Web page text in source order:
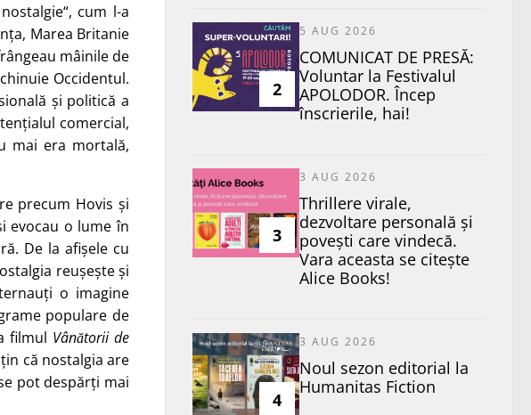
cum l-a
Marea Britanie
mâinile de
Occidentul.
și politică a
comercial,
mai era mortală,
precum Hovis și
evocau o lume în
De la afișele cu
reușește și
o imagine
populare de
filmul Vânătorii de
că nostalgia are
pot despărți mai
2
5 AUG 2026
COMUNICAT DE PRESĂ:
Voluntar la Festivalul
APOLODOR. Încep
înscrierile, hai!
3
3 AUG 2026
Thrillere virale,
dezvoltare personală și
povești care vindecă.
Vara aceasta se citește
Alice Books!
4
3 AUG 2026
​Noul sezon editorial la
Humanitas Fiction